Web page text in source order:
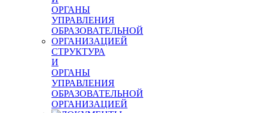
СТРУКТУРА
И
ОРГАНЫ
УПРАВЛЕНИЯ
ОБРАЗОВАТЕЛЬНОЙ
ОРГАНИЗАЦИЕЙ